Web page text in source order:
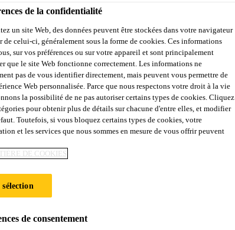
(M/W/D)
de la confidentialité
un site Web, des données peuvent être stockées dans votre navigateur
de celui-ci, généralement sous la forme de cookies. Ces informations
sur vos préférences ou sur votre appareil et sont principalement
que le site Web fonctionne correctement. Les informations ne
pas de vous identifier directement, mais peuvent vous permettre de
Web personnalisée. Parce que nous respectons votre droit à la vie
la possibilité de ne pas autoriser certains types de cookies. Cliquez
pour obtenir plus de détails sur chacune d'entre elles, et modifier
Toutefois, si vous bloquez certains types de cookies, votre
et les services que nous sommes en mesure de vous offrir peuvent
DE COOKIES
de consentement